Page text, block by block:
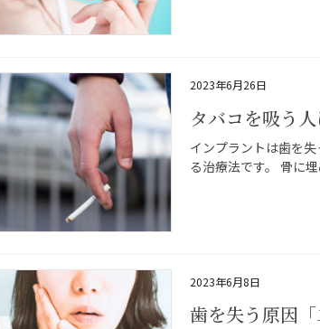
2023年6月26日
タバコを吸う
インプラントは歯を
る治療法です。 骨に
2023年6月8日
歯を失う原因